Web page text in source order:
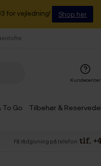
for vejledning! Shop her
Kundecenter
To Go Tilbehør &
Få rådgivning på telefon tlf.